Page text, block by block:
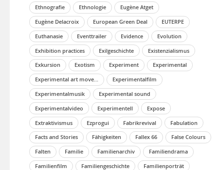
Ethnografie
Ethnologie
Eugène Atget
Eugène Delacroix
European Green Deal
EUTERPE
Euthanasie
Eventtrailer Evidence
Evolution
Exhibition practices
Exilgeschichte
Existenzialismus
Exkursion
Exotism Experiment
Experimental
Experimental art movement
Experimentalfilm
Experimentalmusik
Experimental sound
Experimentalvideo
Experimentell
Expose
Extraktivismus
Ezprogui Fabrikrevival
Fabulation
Facts and Stories
Fähigkeiten Fallex 66
False Colours
Falten
Familie Familienarchiv
Familiendrama
Familienfilm
Familiengeschichte
Familienporträt